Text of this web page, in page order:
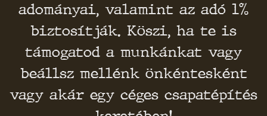
adományai, valamint az adó 1%
biztosítják. Köszi, ha te is
támogatod a munkánkat vagy
beállsz mellénk önkéntesként
vagy akár egy céges csapatépítés